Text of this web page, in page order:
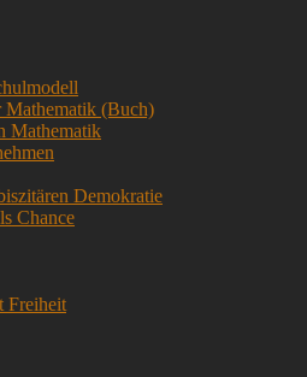
Mathematik (Buch)
Mathematik
Demokratie
Chance
Freiheit